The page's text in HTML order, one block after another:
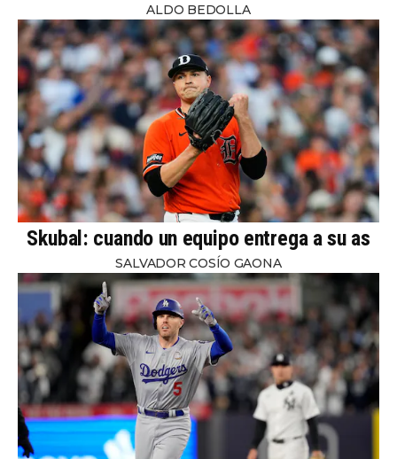
ALDO BEDOLLA
Skubal: cuando un equipo entrega a su as
SALVADOR COSÍO GAONA